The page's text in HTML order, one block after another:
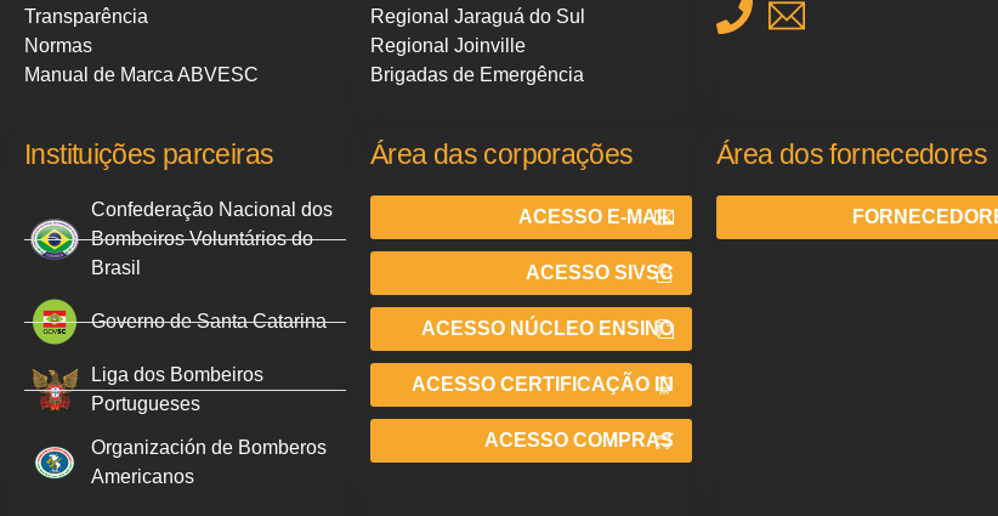
Transparência
Normas
Manual de Marca ABVESC
Regional Jaraguá do Sul
Regional Joinville
Brigadas de Emergência
Instituições parceiras
Confederação Nacional dos
Bombeiros Voluntários do
Brasil
Governo de Santa Catarina
Liga dos Bombeiros
Portugueses
Organización de Bomberos
Americanos
Área das corporações
ACESSO E-MAIL
ACESSO SIVSC
ACESSO NÚCLEO ENSINO
ACESSO CERTIFICAÇÃO IN
ACESSO COMPRAS
Área dos fornecedores